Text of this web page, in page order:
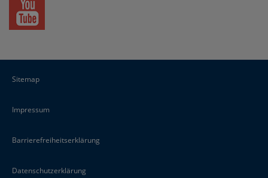
Sitemap
Impressum
Barrierefreiheitserklärung
Datenschutzerklärung